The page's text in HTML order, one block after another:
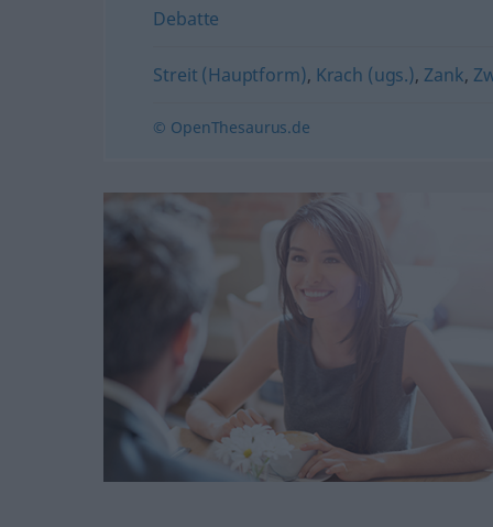
Debatte
Streit (Hauptform), Krach (ugs.), Zank,
© OpenThesaurus.de